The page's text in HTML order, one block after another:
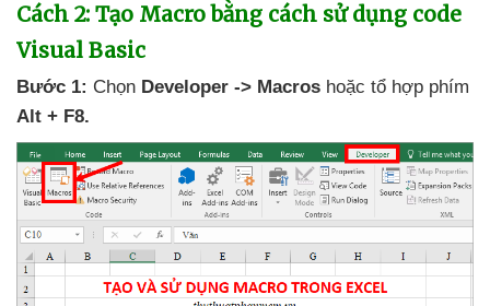
Cách 2: Tạo Macro bằng cách sử dụng code
Visual Basic
Bước 1: Chọn Developer -> Macros hoặc tổ hợp phím
Alt + F8.